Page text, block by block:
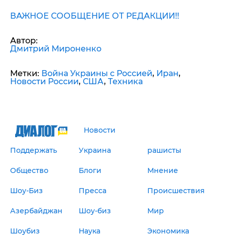
ВАЖНОЕ СООБЩЕНИЕ ОТ РЕДАКЦИИ!!
Автор:
Дмитрий Мироненко
Метки: Война Украины с Россией, Иран,
Новости России, США, Техника
Новости
Поддержать Украина рашисты
Общество Блоги Мнение
Шоу-Биз Пресса Происшествия
Азербайджан Шоу-биз Мир
Шоубиз Наука Экономика